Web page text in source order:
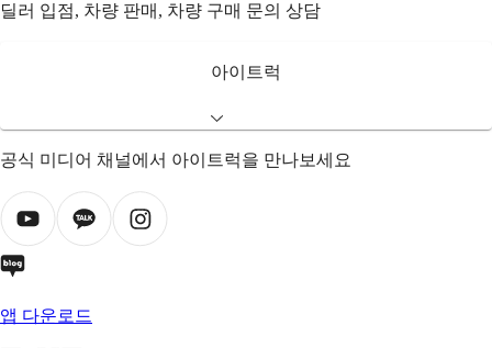
딜러 입점, 차량 판매, 차량 구매 문의 상담
아이트럭
공식 미디어 채널에서 아이트럭을 만나보세요
앱 다운로드